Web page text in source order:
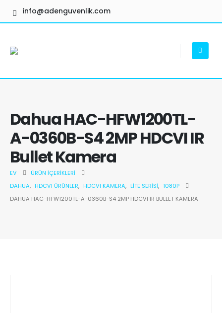
info@adenguvenlik.com
Dahua HAC-HFW1200TL-
A-0360B-S4 2MP HDCVI IR
Bullet Kamera
EV
ÜRÜN İÇERIKLERI
DAHUA, HDCVI ÜRÜNLER, HDCVI KAMERA, LITE SERISI, 1080P
DAHUA HAC-HFW1200TL-A-0360B-S4 2MP HDCVI IR BULLET KAMERA